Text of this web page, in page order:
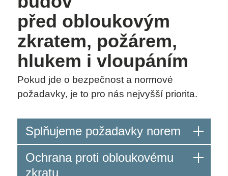
VÝHODY GRITEC
ELEMENTS
SERVICES
KARIÉRA
před obloukovým
zkratem, požárem,
hlukem i vloupáním
Pokud jde o bezpečnost a normové
požadavky, je to pro nás nejvyšší priorita.
Splňujeme požadavky norem
Ochrana proti obloukovému
zkratu